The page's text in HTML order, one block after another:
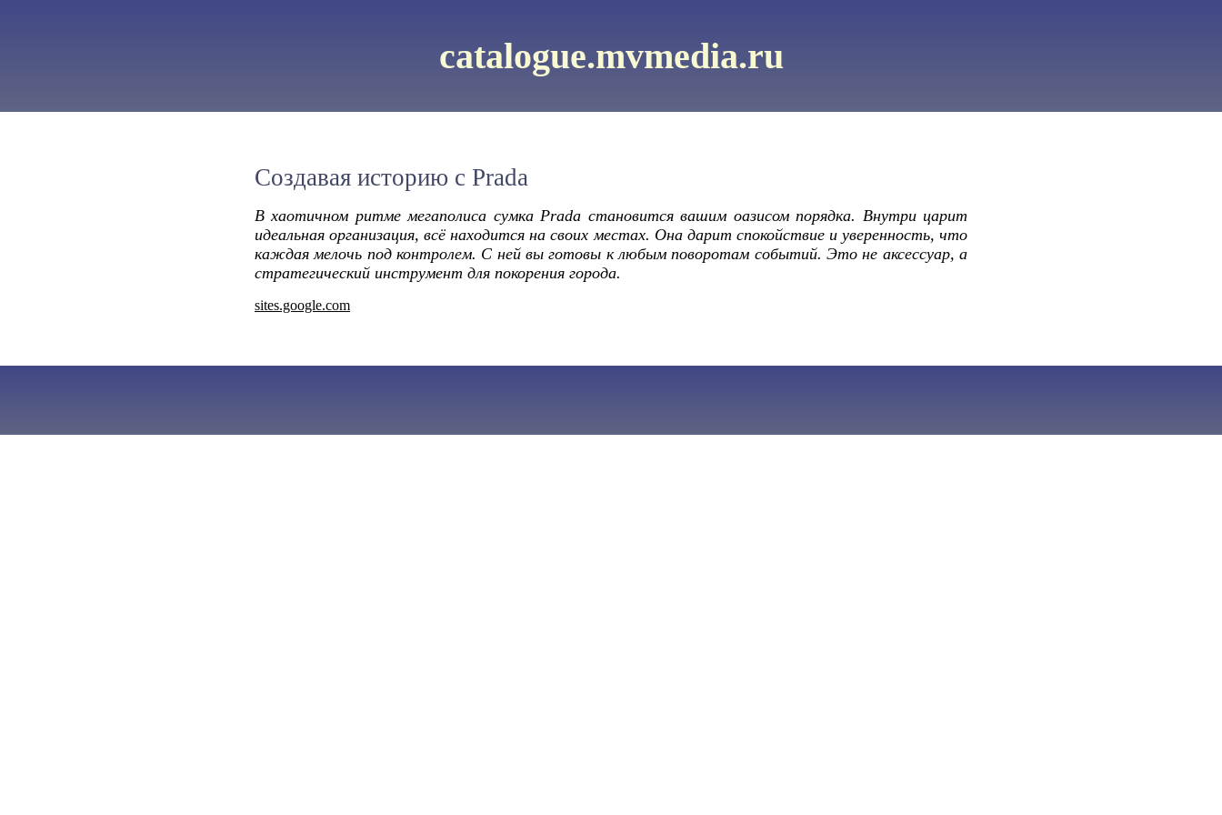
catalogue.mvmedia.ru
Создавая историю с Prada
В хаотичном ритме мегаполиса сумка Prada становится вашим оазисом порядка. Внутри царит
идеальная организация, всё находится на своих местах. Она дарит спокойствие и уверенность, что
каждая мелочь под контролем. С ней вы готовы к любым поворотам событий. Это не аксессуар, а
стратегический инструмент для покорения города.
sites.google.com